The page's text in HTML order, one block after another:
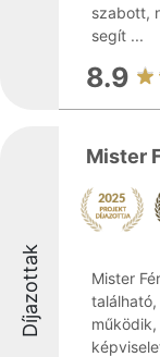
szabott,
segít ...
8.9
Díjazottak
Mister
Mister